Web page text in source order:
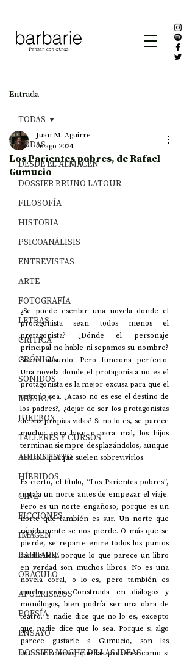
Entrada
TODAS
DESDE EL ALMACÉN
DOSSIER BRUNO LATOUR
FILOSOFÍA
HISTORIA
PSICOANÁLISIS
ENTREVISTAS
ARTE
FOTOGRAFÍA
LETRAS
CRÍTICA
CRÓNICA
SONIDOS
MÚSICA
JUKEBOX
TALLERES Y CURSOS
AUDIOTEXTO
HÍBRIDOS
CINE
FICCIONES
IMAGEN
BARBARIE
ORÁCULO
AFUERISMOS
POESÍA
ENSAYO
DOSSIER NOCHE DE LAS IDEAS
TODAS
Los Parientes pobres, de Rafael
Gumucio
Juan M. Aguirre
26 ago 2024
¿Se puede escribir una novela donde el
protagonista sean todos menos el
protagonista? ¿Dónde el personaje
principal no hable ni sepamos su nombre?
Suena absurdo. Pero funciona perfecto.
Una novela donde el protagonista no es el
protagonista es la mejor excusa para que el
resto lo sea. ¿Acaso no es ese el destino de
los padres?, ¿dejar de ser los protagonistas
de sus propias vidas? Si no lo es, se parece
mucho; para bien o para mal, los hijos
terminan siempre desplazándolos, aunque
sea solo porque suelen sobrevivirlos.
Es cierto, el título, “Los Parientes pobres”,
instala un norte antes de empezar el viaje.
Pero es un norte engañoso, porque es un
norte que también es sur. Un norte que
rápidamente se nos pierde. O más que se
pierde, se reparte entre todos los puntos
cardinales, porque lo que parece un libro
en verdad son muchos libros. No es una
novela coral, o lo es, pero también es
mucho más. Construida en diálogos y
monólogos, bien podría ser una obra de
teatro. Y nadie dice que no lo es, excepto
que nadie dice que lo sea. Porque si algo
parece gustarle a Gumucio, son las
contradicciones, que las presenta como si